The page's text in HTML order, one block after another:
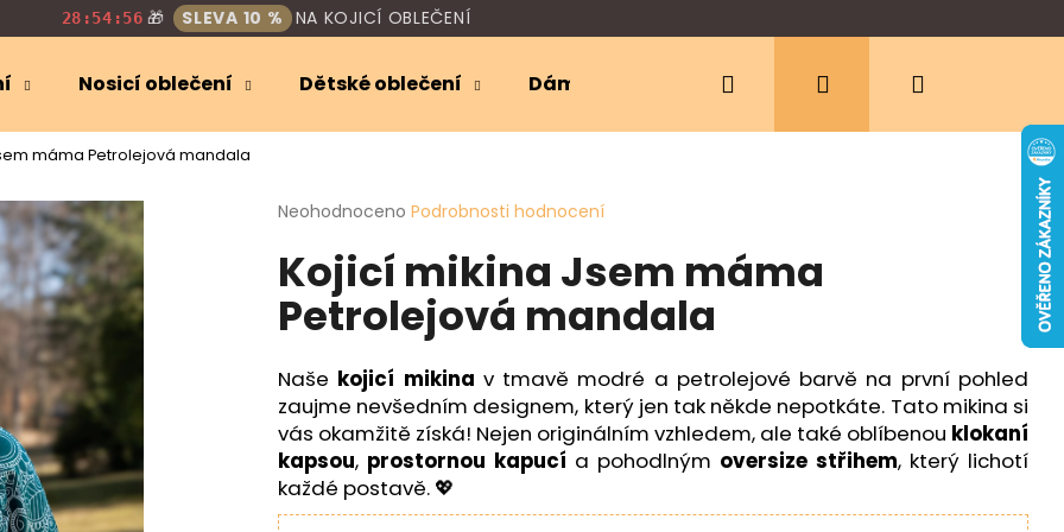
28:54:55 🎁 SLEVA 10 % NA KOJICÍ OBLEČENÍ
Nosicí oblečení Dětské oblečení Dámské oblečení Ergonomická nosítka
Hledat PřihlášeníNákupní
máma Petrolejová mandala
Průměrné
produktu
je
0,0
hvězdiček.
Neohodnoceno Podrobnosti hodnocení
Kojicí mikina Jsem máma
Petrolejová mandala
Naše kojicí mikina v tmavě modré a petrolejové barvě na první pohled
zaujme nevšedním designem, který jen tak někde nepotkáte. Tato mikina si
vás okamžitě získá! Nejen originálním vzhledem, ale také oblíbenou klokaní
kapsou, prostornou kapucí a pohodlným oversize střihem, který lichotí
každé postavě. 💖
Co potřebujete najít?
HLEDAT
Doporučujeme